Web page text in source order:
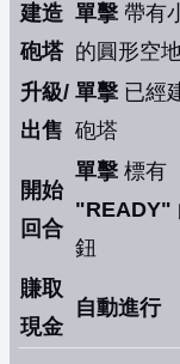
建造
砲塔
單擊 帶有
的圓形空
升級/
出售
單擊 已經
砲塔
開始
回合
單擊 標有
"READY"
鈕
賺取
現金
自動進行